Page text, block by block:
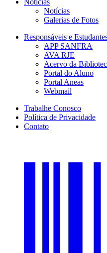
Notícias
Notícias
Galerias de Fotos
Responsáveis e
APP SANFRA
AVA RJE
Acervo da
Portal do Aluno
Portal Aneas
Webmail
Trabalhe Conosco
Política de Privacidade
Contato